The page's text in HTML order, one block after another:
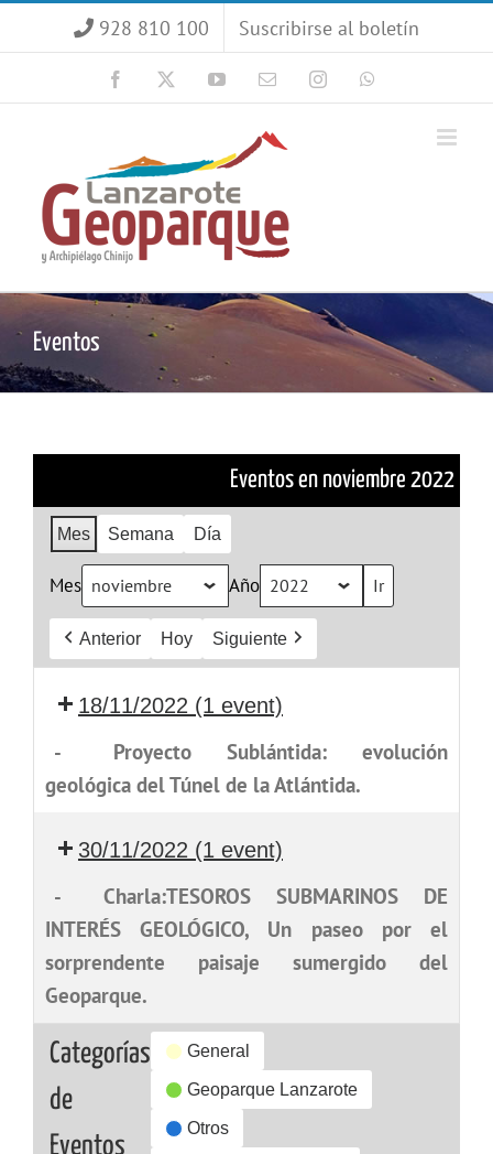
928 810 100 Suscribirse al boletín
Facebook YouTubeCorreoInstagram
Eventos
Eventos en noviembre 2022
Mes Semana Día
Mes Año
Anterior Hoy Siguiente
18/11/2022 (1 event)
-
Proyecto Sublántida: evolución
geológica del Túnel de la Atlántida.
30/11/2022 (1 event)
-
Charla:TESOROS SUBMARINOS DE
INTERÉS GEOLÓGICO, Un paseo por el
sorprendente paisaje sumergido del
Geoparque.
Categorías
de
Eventos
General
Geoparque Lanzarote
Otros